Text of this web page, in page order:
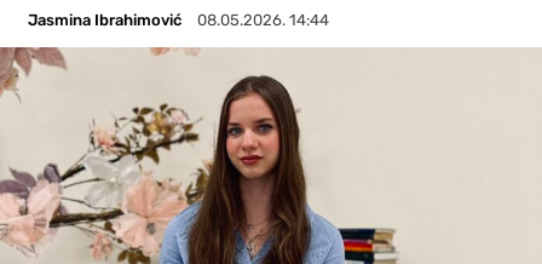
Jasmina Ibrahimović 08.05.2026. 14:44